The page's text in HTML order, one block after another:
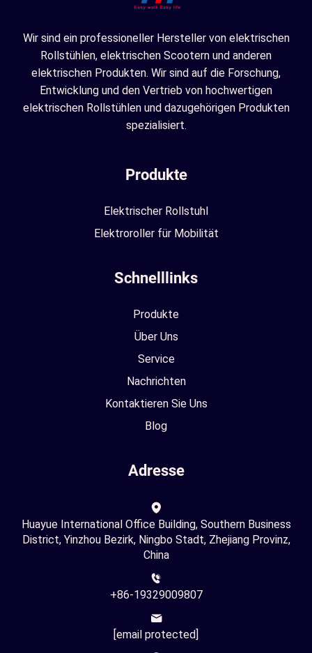
Wir sind ein professioneller Hersteller von elektrischen
Rollstühlen, elektrischen Scootern und anderen
elektrischen Produkten. Wir sind auf die Forschung,
Entwicklung und den Vertrieb von hochwertigen
elektrischen Rollstühlen und dazugehörigen Produkten
spezialisiert.
Produkte
Elektrischer Rollstuhl
Elektroroller für Mobilität
Schnelllinks
Produkte
Über Uns
Service
Nachrichten
Kontaktieren Sie Uns
Blog
Adresse
Huayue International Office Building, Southern Business
District, Yinzhou Bezirk, Ningbo Stadt, Zhejiang Provinz,
China
+86-19329009807
[email protected]